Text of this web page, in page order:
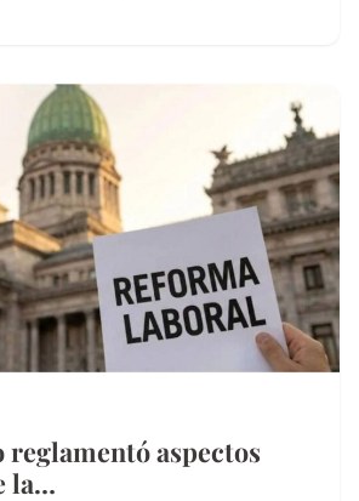
reglamentó aspectos
la…